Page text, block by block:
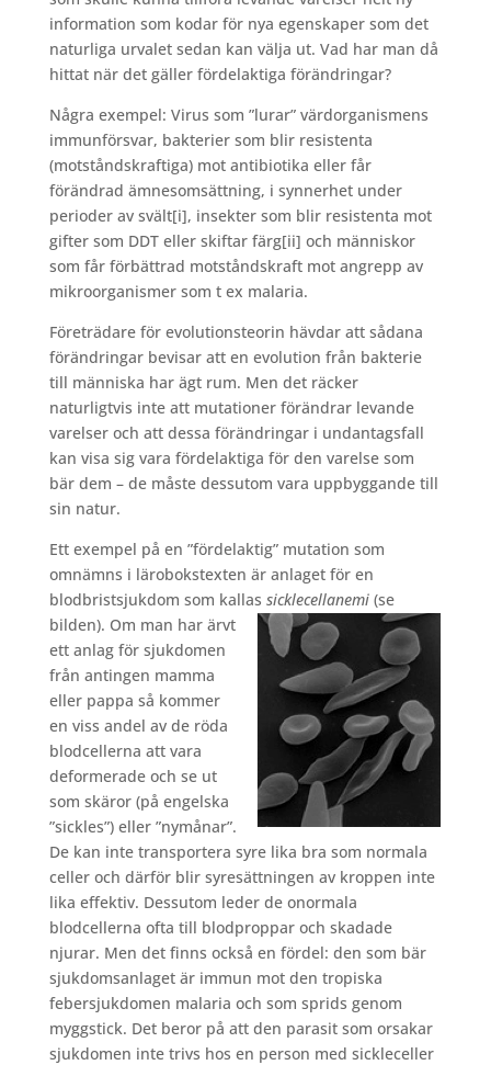
information som kodar för nya egenskaper som det
naturliga urvalet sedan kan välja ut. Vad har man då
hittat när det gäller fördelaktiga förändringar?
Några exempel: Virus som ”lurar” värdorganismens
immunförsvar, bakterier som blir resistenta
(motståndskraftiga) mot antibiotika eller får
förändrad ämnesomsättning, i synnerhet under
perioder av svält[i], insekter som blir resistenta mot
gifter som DDT eller skiftar färg[ii] och människor
som får förbättrad motståndskraft mot angrepp av
mikroorganismer som t ex malaria.
Företrädare för evolutionsteorin hävdar att sådana
förändringar bevisar att en evolution från bakterie
till människa har ägt rum. Men det räcker
naturligtvis inte att mutationer förändrar levande
varelser och att dessa förändringar i undantagsfall
kan visa sig vara fördelaktiga för den varelse som
bär dem – de måste dessutom vara uppbyggande till
sin natur.
Ett exempel på en ”fördelaktig” mutation som
omnämns i lärobokstexten är anlaget för en
blodbristsjukdom som kallas sicklecellanemi(se
bilden). Om man har ärvt
ett anlag för sjukdomen
från antingen mamma
eller pappa så kommer
en viss andel av de röda
blodcellerna att vara
deformerade och se ut
som skäror (på engelska
”sickles”) eller ”nymånar”.
De kan inte transportera syre lika bra som normala
celler och därför blir syresättningen av kroppen inte
lika effektiv. Dessutom leder de onormala
blodcellerna ofta till blodproppar och skadade
njurar. Men det finns också en fördel: den som bär
sjukdomsanlaget är immun mot den tropiska
febersjukdomen malaria och som sprids genom
myggstick. Det beror på att den parasit som orsakar
sjukdomen inte trivs hos en person med sickleceller